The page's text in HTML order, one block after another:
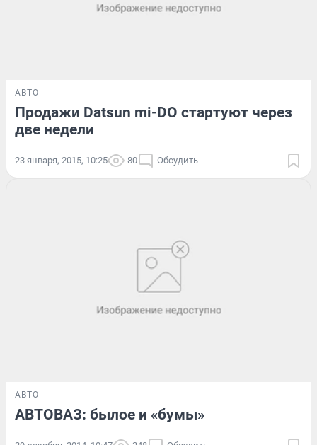
АВТО
Продажи Datsun mi-DO стартуют через
две недели
23 января, 2015, 10:25 80 Обсудить
АВТО
АВТОВАЗ: былое и «бумы»